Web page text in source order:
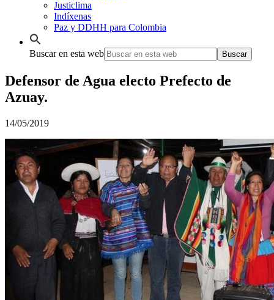
Justiclima
Indíxenas
Paz y DDHH para Colombia
Buscar en esta web
Defensor de Agua electo Prefecto de
Azuay.
14/05/2019